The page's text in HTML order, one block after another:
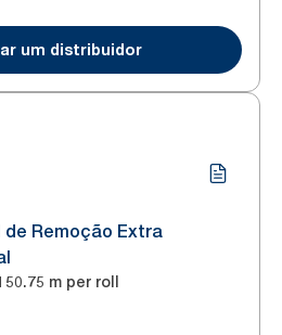
um distribuidor
Remoção Extra
m per roll